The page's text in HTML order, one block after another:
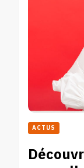
ACTUS